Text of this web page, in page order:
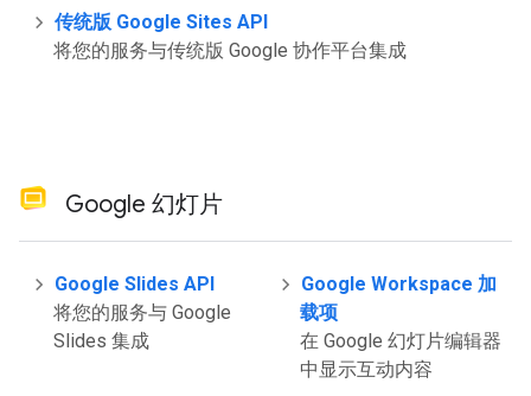
传统版 Google Sites API
将您的服务与传统版 Google 协作平台集成
Google 幻灯片
Google Slides API
将您的服务与 Google
Slides 集成
Google Workspace 加
载项
在 Google 幻灯片编辑器
中显示互动内容